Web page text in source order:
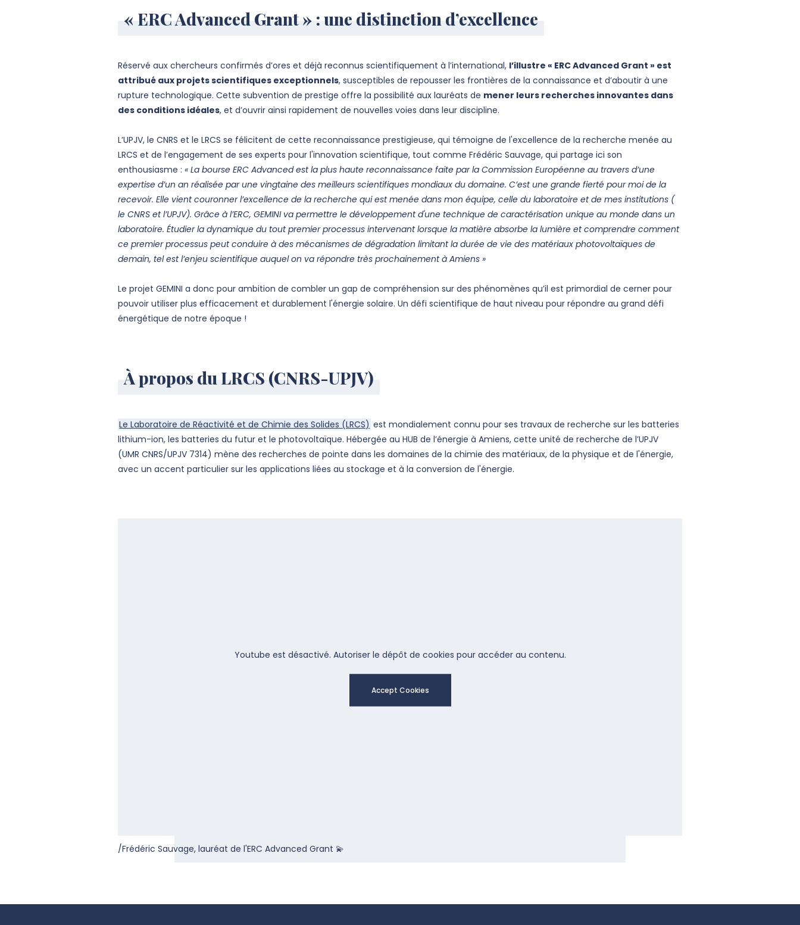
« ERC Advanced Grant » : une distinction d’excellence
Réservé aux chercheurs confirmés d’ores et déjà reconnus scientifiquement à l’international, l’illustre « ERC Advanced Grant » est
attribué aux projets scientifiques exceptionnels, susceptibles de repousser les frontières de la connaissance et d’aboutir à une
rupture technologique. Cette subvention de prestige offre la possibilité aux lauréats de mener leurs recherches innovantes dans
des conditions idéales, et d’ouvrir ainsi rapidement de nouvelles voies dans leur discipline.
L’UPJV, le CNRS et le LRCS se félicitent de cette reconnaissance prestigieuse, qui témoigne de l'excellence de la recherche menée au
LRCS et de l’engagement de ses experts pour l'innovation scientifique, tout comme Frédéric Sauvage, qui partage ici son
enthousiasme :« La bourse ERC Advanced est la plus haute reconnaissance faite par la Commission Européenne au travers d’une
expertise d’un an réalisée par une vingtaine des meilleurs scientifiques mondiaux du domaine. C’est une grande fierté pour moi de la
recevoir. Elle vient couronner l’excellence de la recherche qui est menée dans mon équipe, celle du laboratoire et de mes institutions (
le CNRS et l’UPJV). Grâce à l’ERC, GEMINI va permettre le développement d'une technique de caractérisation unique au monde dans un
laboratoire. Étudier la dynamique du tout premier processus intervenant lorsque la matière absorbe la lumière et comprendre comment
ce premier processus peut conduire à des mécanismes de dégradation limitant la durée de vie des matériaux photovoltaïques de
demain, tel est l’enjeu scientifique auquel on va répondre très prochainement à Amiens »
Le projet GEMINI a donc pour ambition de combler un gap de compréhension sur des phénomènes qu’il est primordial de cerner pour
pouvoir utiliser plus efficacement et durablement l'énergie solaire. Un défi scientifique de haut niveau pour répondre au grand défi
énergétique de notre époque !
À propos du LRCS (CNRS-UPJV)
Le Laboratoire de Réactivité et de Chimie des Solides (LRCS) est mondialement connu pour ses travaux de recherche sur les batteries
lithium-ion, les batteries du futur et le photovoltaïque. Hébergée au HUB de l’énergie à Amiens, cette unité de recherche de l’UPJV
(UMR CNRS/UPJV 7314) mène des recherches de pointe dans les domaines de la chimie des matériaux, de la physique et de l'énergie,
avec un accent particulier sur les applications liées au stockage et à la conversion de l'énergie.
Youtube est désactivé. Autoriser le dépôt de cookies pour accéder au contenu.
Accept Cookies
/Frédéric Sauvage, lauréat de l'ERC Advanced Grant 💫